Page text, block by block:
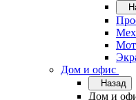
Дом и офис
Назад
Дом и